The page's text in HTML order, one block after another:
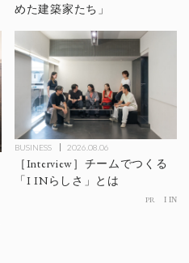
めた建築家たち」
BUSINESS 2026.08.06
［Interview］チームでつくる
「I INらしさ」とは
PR I IN